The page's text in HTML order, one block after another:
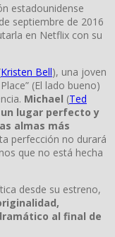
estadounidense
septiembre de 2016
en Netflix con su
Kristen Bell), una joven
(El lado bueno)
Michael (Ted
un lugar perfecto y
almas más
perfección no durará
que no está hecha
desde su estreno,
al final de